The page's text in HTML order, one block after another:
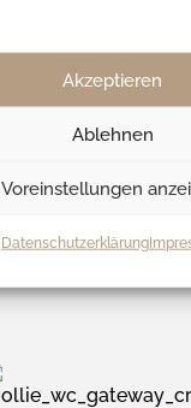
Akzeptieren
Ablehnen
Voreinstellungen
Datenschutzerklärung